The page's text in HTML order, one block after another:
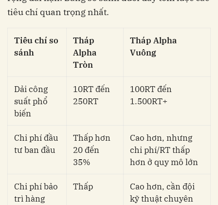
tiêu chí quan trọng nhất.
Tiêu chí so
sánh
Tháp
Alpha
Tròn
Tháp Alpha
Vuông
Dải công
suất phổ
biến
10RT đến
250RT
100RT đến
1.500RT+
Chi phí đầu
tư ban đầu
Thấp hơn
20 đến
35%
Cao hơn, nhưng
chi phí/RT thấp
hơn ở quy mô lớn
Chi phí bảo
trì hàng
Thấp
Cao hơn, cần đội
kỹ thuật chuyên